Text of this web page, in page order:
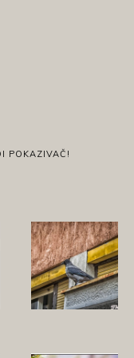
POKAZIVAČ!